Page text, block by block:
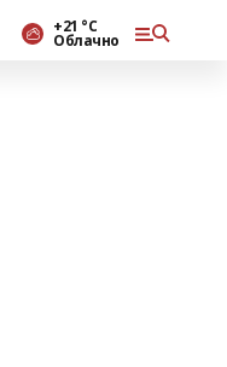
+21 °С
Облачно